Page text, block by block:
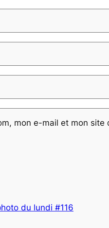
mon e-mail et mon
du lundi #116